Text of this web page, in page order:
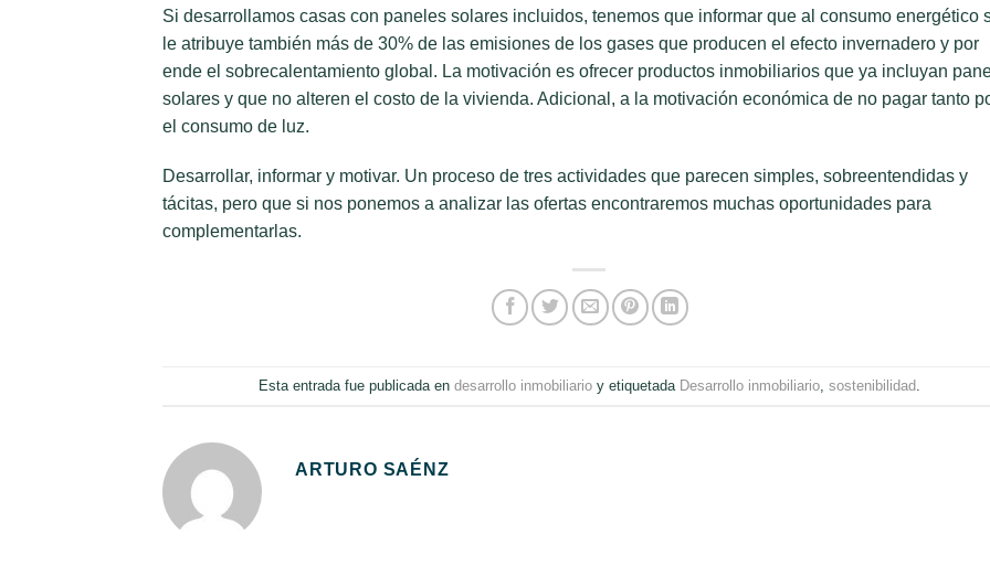
Si desarrollamos casas con paneles solares incluidos, tenemos que informar que al consumo energético
le atribuye también más de 30% de las emisiones de los gases que producen el efecto invernadero y por
ende el sobrecalentamiento global. La motivación es ofrecer productos inmobiliarios que ya incluyan
solares y que no alteren el costo de la vivienda. Adicional, a la motivación económica de no pagar tanto
el consumo de luz.
Desarrollar, informar y motivar. Un proceso de tres actividades que parecen simples, sobreentendidas y
tácitas, pero que si nos ponemos a analizar las ofertas encontraremos muchas oportunidades para
complementarlas.
Esta entrada fue publicada en desarrollo inmobiliarioy etiquetada Desarrollo inmobiliario, sostenibilidad
ARTURO SAÉNZ